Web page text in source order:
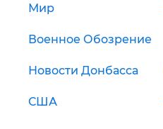
Мир
Военное Обозрение
Новости Донбасса
США